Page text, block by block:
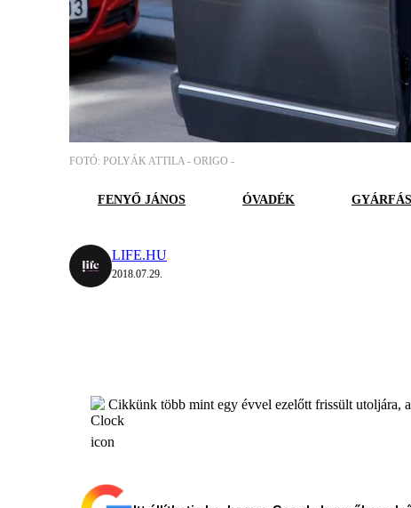
FOTÓ: POLYÁK ATTILA - ORIGO -
FENYŐ JÁNOS ÓVADÉK
LIFE.HU
2018.07.29.
Cikkünk több mint egy évvel ezelőtt frissült utoljára,